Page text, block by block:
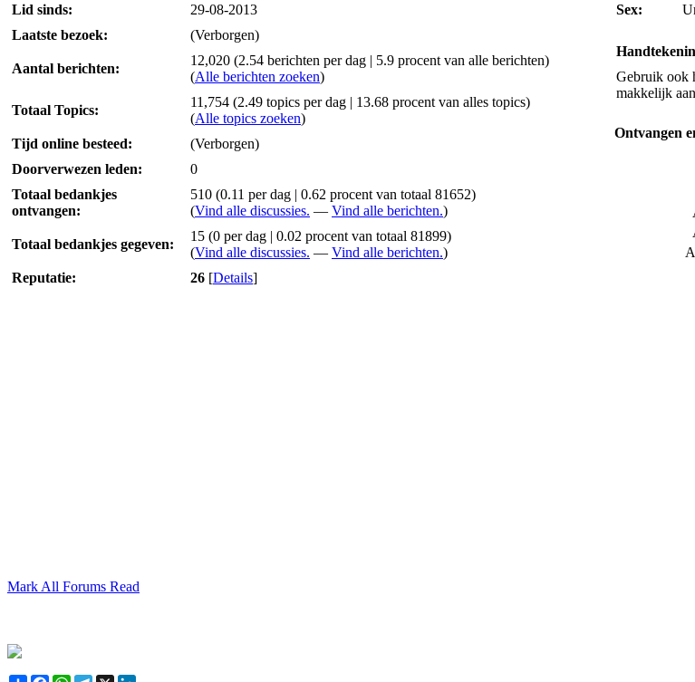
Lid sinds:
29-08-2013
Laatste bezoek:
(Verborgen)
Aantal berichten:
12,020 (2.54 berichten per dag | 5.9 procent van alle berichten)
(Alle berichten zoeken)
Totaal Topics:
11,754 (2.49 topics per dag | 13.68 procent van alles topics)
(Alle topics zoeken)
Tijd online besteed:
(Verborgen)
Doorverwezen leden:
0
Totaal bedankjes
ontvangen:
510 (0.11 per dag | 0.62 procent van totaal 81652)
(Vind alle discussies. — Vind alle berichten.)
Totaal bedankjes gegeven:
15 (0 per dag | 0.02 procent van totaal 81899)
(Vind alle discussies. — Vind alle berichten.)
Reputatie:
26 [Details]
Sex:
Gebruik ook
makkelijk
Ontvangen
Mark All Forums Read